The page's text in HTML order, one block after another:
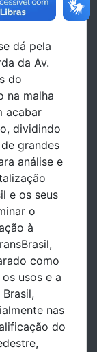
dá pela
da Av.
do
na malha
acabar
dividindo
grandes
análise e
e os seus
o
à
como
usos e a
nas
do